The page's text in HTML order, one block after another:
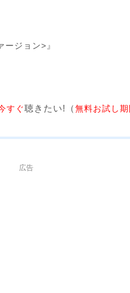
ージョン>』
すぐ聴きたい!（無料お試し期
広告